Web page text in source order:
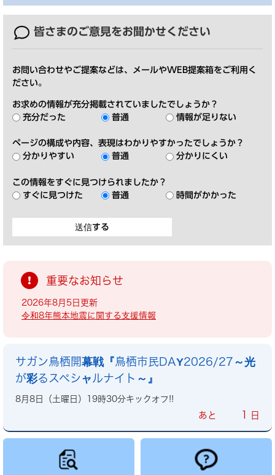
皆さまのご意見をお聞かせください
お問い合わせやご提案などは、メールやWEB提案箱をご利用く
ださい。
お求めの情報が充分掲載されていましたでしょうか？
充分だった
普通 情報が足りない
ページの構成や内容、表現はわかりやすかったでしょうか？
分かりやすい
普通 分かりにくい
この情報をすぐに見つけられましたか？
すぐに見つけた
普通 時間がかかった
重要なお知らせ
2026年8月5日更新
令和8年熊本地震に関する支援情報
サガン鳥栖開幕戦『鳥栖市民DAY2026/27～光
が彩るスペシャルナイト～』
8月8日（土曜日）19時30分キックオフ!!
あと 1 日